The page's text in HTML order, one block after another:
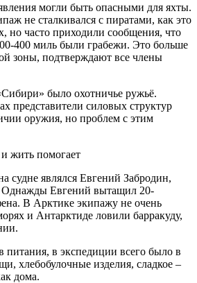
могли быть опасными для яхты.
не сталкивался с пиратами, как это
но часто приходили сообщения, что
400 миль были грабежи. Это больше
зоны, подтверждают все члены
было охотничье ружьё.
представители силовых структур
оружия, но проблем с этим
жить помогает
судне являлся Евгений Забродин,
Однажды Евгений вытащил 20-
В Арктике экипажу не очень
и Антарктиде ловили барракуду,
питания, в экспедиции всего было в
хлебобулочные изделия, сладкое –
дома.